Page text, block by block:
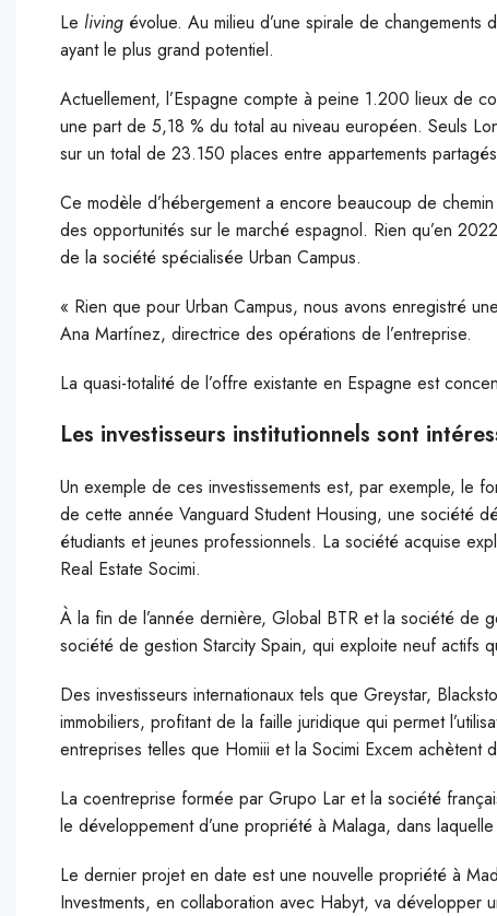
Le living évolue. Au milieu d’une spirale de changements
ayant le plus grand potentiel.
Actuellement, l’Espagne compte à peine 1.200 lieux de
une part de 5,18 % du total au niveau européen. Seuls
sur un total de 23.150 places entre appartements
Ce modèle d’hébergement a encore beaucoup de
des opportunités sur le marché espagnol. Rien qu’en
de la société spécialisée Urban Campus.
« Rien que pour Urban Campus, nous avons enregistré
Ana Martínez, directrice des opérations de l’entreprise.
La quasi-totalité de l’offre existante en Espagne est
Les investisseurs institutionnels sont
Un exemple de ces investissements est, par exemple, le
de cette année Vanguard Student Housing, une société
étudiants et jeunes professionnels. La société acquise
Real Estate Socimi.
À la fin de l’année dernière, Global BTR et la société de
société de gestion Starcity Spain, qui exploite neuf actifs
Des investisseurs internationaux tels que Greystar,
immobiliers, profitant de la faille juridique qui permet
entreprises telles que Homiii et la Socimi Excem achètent
La coentreprise formée par Grupo Lar et la société
le développement d’une propriété à Malaga, dans laquelle
Le dernier projet en date est une nouvelle propriété à
Investments, en collaboration avec Habyt, va